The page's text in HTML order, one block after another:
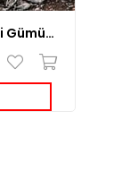
Bozkurt ve Üç Hilal İşlemeli Gümüş Yüzük